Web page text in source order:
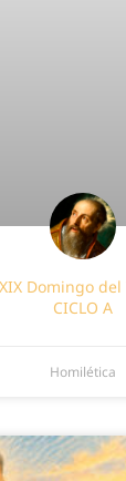
Domingo
CICLO A
Homilética